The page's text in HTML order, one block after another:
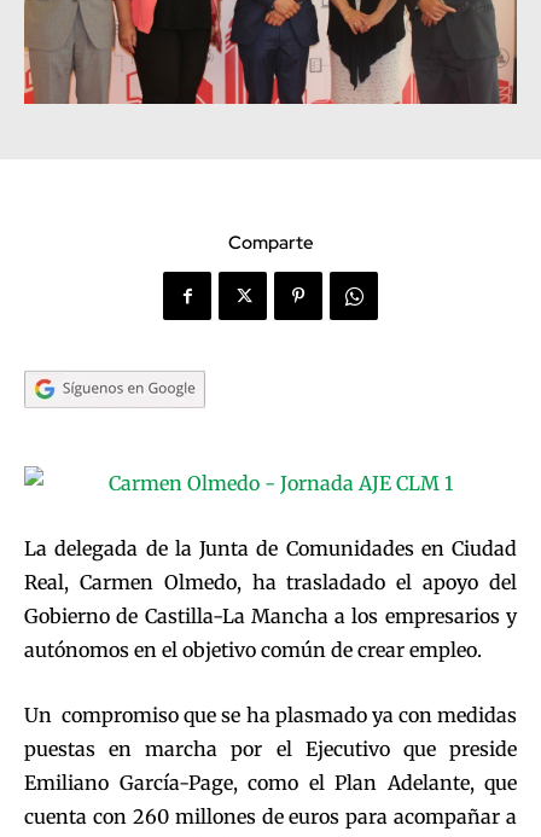
Comparte
La delegada de la Junta de Comunidades en Ciudad
Real, Carmen Olmedo, ha trasladado el apoyo del
Gobierno de Castilla-La Mancha a los empresarios y
autónomos en el objetivo común de crear empleo.
Un compromiso que se ha plasmado ya con medidas
puestas en marcha por el Ejecutivo que preside
Emiliano García-Page, como el Plan Adelante, que
cuenta con 260 millones de euros para acompañar a